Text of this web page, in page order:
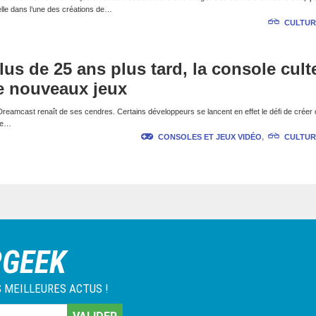
dans l’une des créations de…
de 25 ans plus tard, la console
nouveaux jeux
renaît de ses cendres. Certains développeurs se lancent en effet le défi de créer
CONSOLES ET JEUX VIDÉO,
ACTUS !